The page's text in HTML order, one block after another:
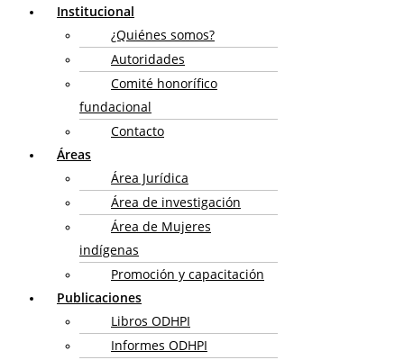
Institucional
¿Quiénes somos?
Autoridades
Comité honorífico
fundacional
Contacto
Áreas
Área Jurídica
Área de investigación
Área de Mujeres
indígenas
Promoción y capacitación
Publicaciones
Libros ODHPI
Informes ODHPI